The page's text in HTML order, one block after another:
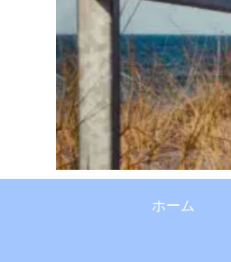
ホーム